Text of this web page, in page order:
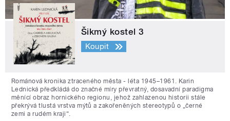
Šikmý kostel 3
Koupit
Románová kronika ztraceného města - léta 1945–1961. Karin
Lednická předkládá do značné míry převratný, dosavadní paradigma
měnící obraz hornického regionu, jehož zahlazenou historii stále
překrývá tlustá vrstva mýtů a zakořeněných stereotypů o „černé
zemi a rudém kraji“.